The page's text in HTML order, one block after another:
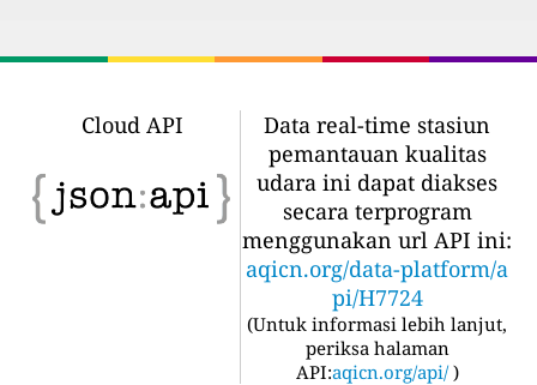
Cloud API
Data real-time stasiun
pemantauan kualitas
udara ini dapat diakses
secara terprogram
menggunakan url API ini:
aqicn.org/data-platform/a
pi/H7724
(Untuk informasi lebih lanjut,
periksa halaman
API:aqicn.org/api/ )